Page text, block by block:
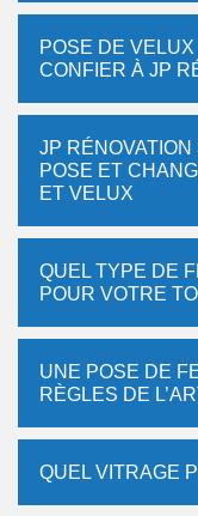
POSE DE
CONFIER À JP
JP
POSE ET
ET VELUX
QUEL TYPE DE
POUR VOTRE
UNE POSE DE
RÈGLES DE
QUEL VITRAGE